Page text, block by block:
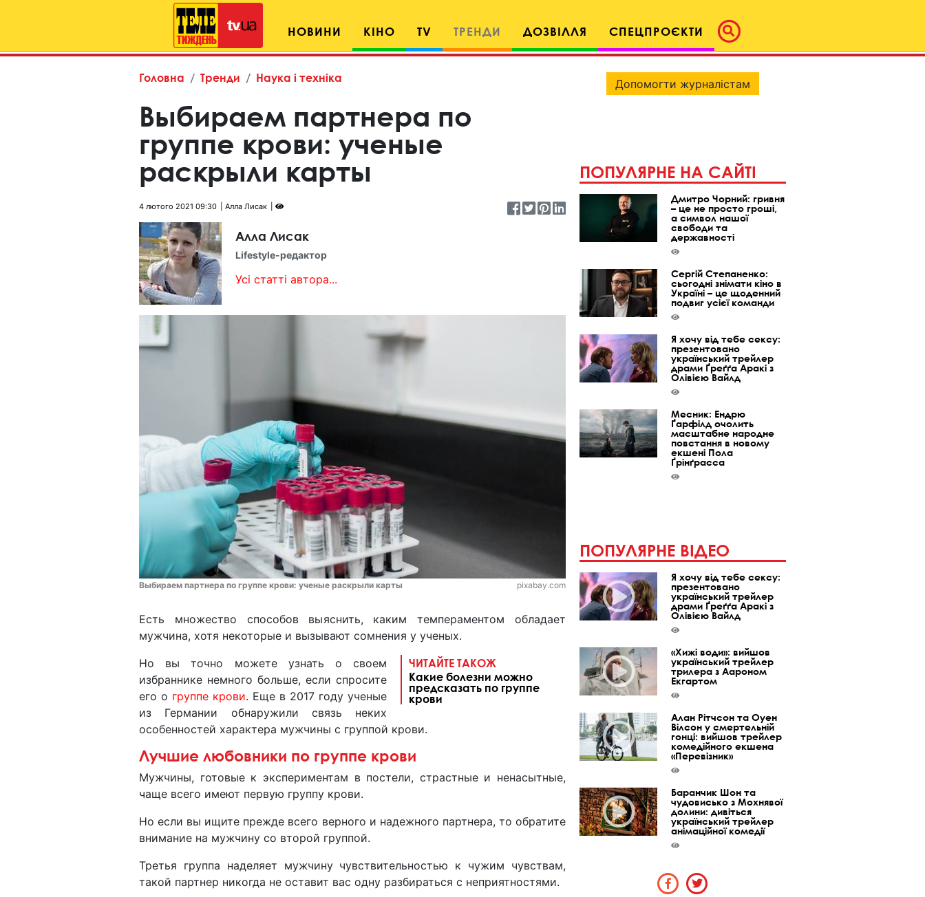
НОВИНИ КІНО TV ТРЕНДИ ДОЗВІЛЛЯ СПЕЦПРОЄКТИ
Головна Тренди Наука і техніка
Выбираем партнера по
группе крови: ученые
раскрыли карты
4 лютого 2021 09:30 Алла Лисак
Алла Лисак
Lifestyle-редактор
Усі статті автора...
Выбираем партнера по группе крови: ученые раскрыли карты pixabay.com
Есть множество способов выяснить, каким темпераментом обладает
мужчина, хотя некоторые и вызывают сомнения у ученых.
ЧИТАЙТЕ ТАКОЖ
Какие болезни можно
предсказать по группе
крови
Но вы точно можете узнать о своем
избраннике немного больше, если спросите
его о группе крови. Еще в 2017 году ученые
из Германии обнаружили связь неких
особенностей характера мужчины с группой крови.
Лучшие любовники по группе крови
Мужчины, готовые к экспериментам в постели, страстные и ненасытные,
чаще всего имеют первую группу крови.
Но если вы ищите прежде всего верного и надежного партнера, то обратите
внимание на мужчину со второй группой.
Третья группа наделяет мужчину чувствительностью к чужим чувствам,
такой партнер никогда не оставит вас одну разбираться с неприятностями.
Допомогти журналістам
ПОПУЛЯРНЕ НА САЙТІ
Дмитро Чорний: гривня
– це не просто гроші,
а символ нашої
свободи та
державності
Сергій Степаненко:
сьогодні знімати кіно в
Україні – це щоденний
подвиг усієї команди
Я хочу від тебе сексу:
презентовано
український трейлер
драми Ґреґґа Аракі з
Олівією Вайлд
Месник: Ендрю
Ґарфілд очолить
масштабне народне
повстання в новому
екшені Пола
Ґрінґрасса
ПОПУЛЯРНЕ ВІДЕО
Я хочу від тебе сексу:
презентовано
український трейлер
драми Ґреґґа Аракі з
Олівією Вайлд
«Хижі води»: вийшов
український трейлер
трилера з Аароном
Екгартом
Алан Рітчсон та Оуен
Вілсон у смертельній
гонці: вийшов трейлер
комедійного екшена
«Перевізник»
Баранчик Шон та
чудовисько з Мохнявої
долини: дивіться
український трейлер
анімаційної комедії